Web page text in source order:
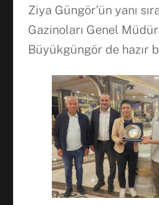
Ziya Güngör’ün yanı
Gazinoları Genel
Büyükgüngör de hazır